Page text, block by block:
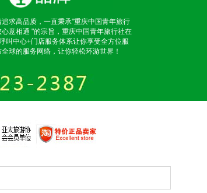
求高品质，一直秉承"重庆中国青年旅行
意相通 "的宗旨，重庆中国青年旅行社在
叫中心+门店服务体系让你享受全方位服
球的服务网络，让你轻松环游世界！